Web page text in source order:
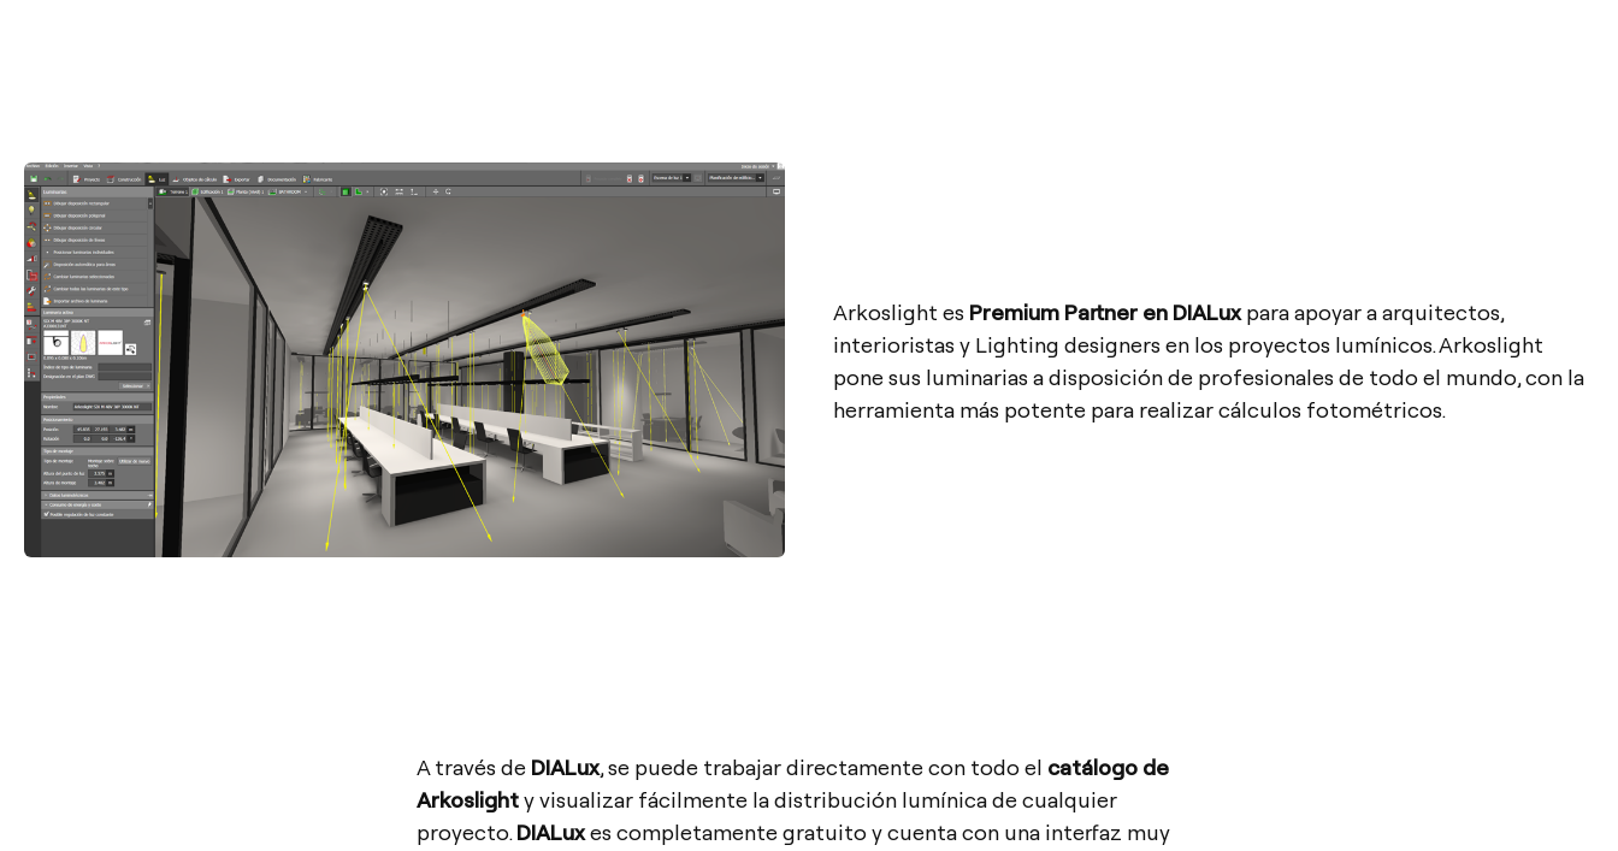
Arkoslight es Premium Partner en DIALuxpara apoyar a arquitectos,
interioristas y Lighting designers en los proyectos lumínicos. Arkoslight
pone sus luminarias a disposición de profesionales de todo el mundo, con la
herramienta más potente para realizar cálculos fotométricos.
A través de DIALux, se puede trabajar directamente con todo el catálogo de
Arkoslighty visualizar fácilmente la distribución lumínica de cualquier
proyecto. DIALuxes completamente gratuito y cuenta con una interfaz muy